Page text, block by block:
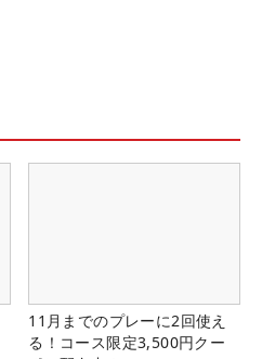
11月までのプレーに2回使え
る！コース限定3,500円クー